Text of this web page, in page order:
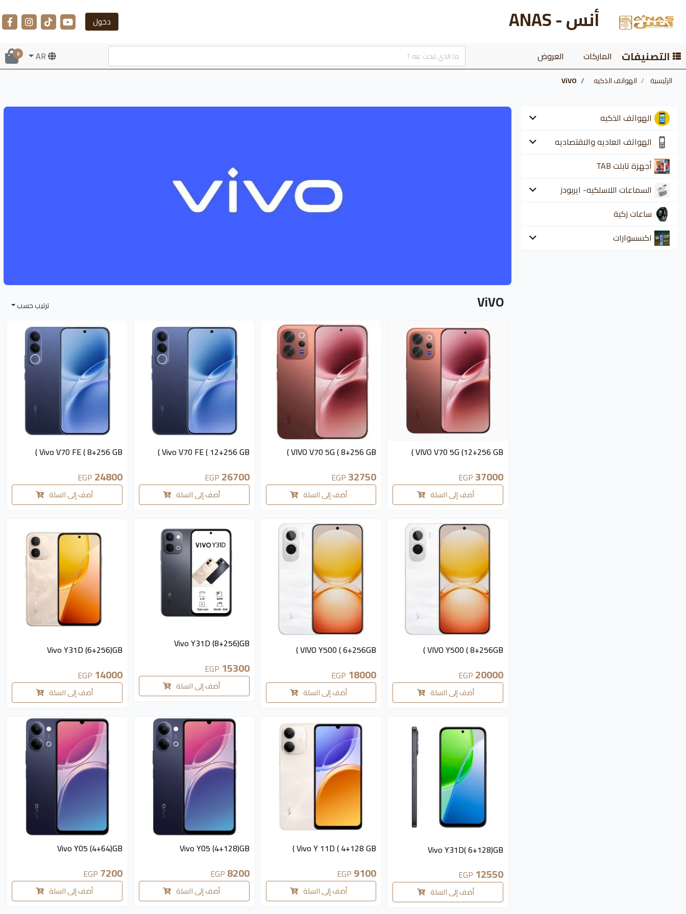
أنس - ANAS دخول
التصنيفات الماركات العروض 0
الرئيسية الهواتف الذكيه ViVO
الهواتف الذكيه
الهواتف العاديه والاقتصاديه
أجهزة تابلت TAB
السماعات اللاسلكيه- ايربودز
ساعات زكية
اكسسوارات
ViVO ترتيب حسب
VIVO V70 5G (12+256 GB )
37000
EGP
أضف إلى السلة
VIVO V70 5G ( 8+256 GB )
32750
EGP
أضف إلى السلة
Vivo V70 FE ( 12+256 GB )
26700
EGP
أضف إلى السلة
Vivo V70 FE ( 8+256 GB )
24800
EGP
أضف إلى السلة
VIVO Y500 ( 8+256GB )
20000
EGP
أضف إلى السلة
VIVO Y500 ( 6+256GB )
18000
EGP
أضف إلى السلة
Vivo Y31D (8+256)GB
15300
EGP
أضف إلى السلة
Vivo Y31D (6+256)GB
14000
EGP
أضف إلى السلة
Vivo Y31D( 6+128)GB
12550
EGP
أضف إلى السلة
Vivo Y 11D ( 4+128 GB )
9100
EGP
أضف إلى السلة
Vivo Y05 (4+128)GB
8200
EGP
أضف إلى السلة
Vivo Y05 (4+64)GB
7200
EGP
أضف إلى السلة